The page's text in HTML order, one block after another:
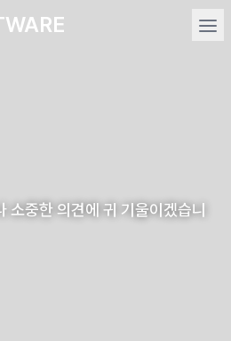
소중한 의견에 귀 기울이겠습니